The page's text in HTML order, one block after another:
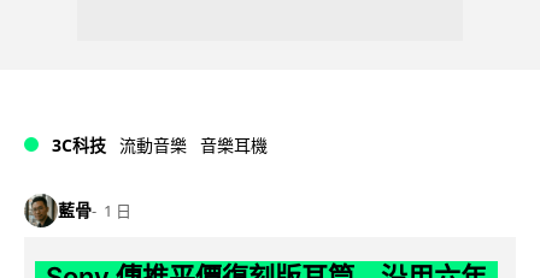
3C科技 流動音樂 音樂耳機
藍骨 1 日